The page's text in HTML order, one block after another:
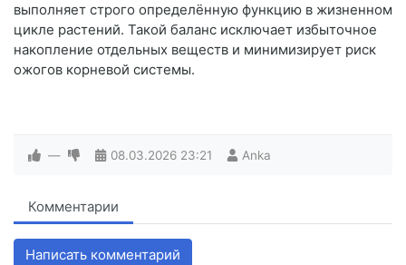
выполняет строго определённую функцию в жизненном
цикле растений. Такой баланс исключает избыточное
накопление отдельных веществ и минимизирует риск
ожогов корневой системы.
— 08.03.2026 23:21 Anka
Комментарии
Написать комментарий